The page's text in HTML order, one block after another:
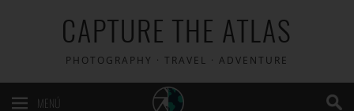
CAPTURE THE ATLAS
PHOTOGRAPHY · TRAVEL · ADVENTURE
MENÚ